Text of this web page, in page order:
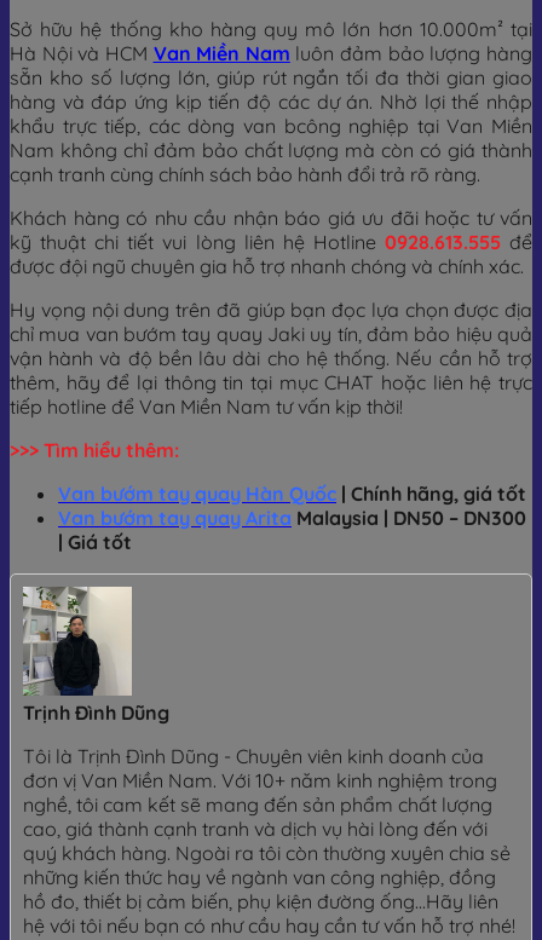
Sở hữu hệ thống kho hàng quy mô lớn hơn 10.000m² tại
Hà Nội và HCM Van Miền Nam luôn đảm bảo lượng hàng
sẵn kho số lượng lớn, giúp rút ngắn tối đa thời gian giao
hàng và đáp ứng kịp tiến độ các dự án. Nhờ lợi thế nhập
khẩu trực tiếp, các dòng van bcông nghiệp tại Van Miền
Nam không chỉ đảm bảo chất lượng mà còn có giá thành
cạnh tranh cùng chính sách bảo hành đổi trả rõ ràng.
Khách hàng có nhu cầu nhận báo giá ưu đãi hoặc tư vấn
kỹ thuật chi tiết vui lòng liên hệ Hotline 0928.613.555 để
được đội ngũ chuyên gia hỗ trợ nhanh chóng và chính xác.
Hy vọng nội dung trên đã giúp bạn đọc lựa chọn được địa
chỉ mua van bướm tay quay Jaki uy tín, đảm bảo hiệu quả
vận hành và độ bền lâu dài cho hệ thống. Nếu cần hỗ trợ
thêm, hãy để lại thông tin tại mục CHAT hoặc liên hệ trực
tiếp hotline để Van Miền Nam tư vấn kịp thời!
>>> Tìm hiểu thêm:
Van bướm tay quay Hàn Quốc | Chính hãng, giá tốt
Van bướm tay quay Arita Malaysia | DN50 – DN300
| Giá tốt
Trịnh Đình Dũng
Tôi là Trịnh Đình Dũng - Chuyên viên kinh doanh của
đơn vị Van Miền Nam. Với 10+ năm kinh nghiệm trong
nghề, tôi cam kết sẽ mang đến sản phẩm chất lượng
cao, giá thành cạnh tranh và dịch vụ hài lòng đến với
quý khách hàng. Ngoài ra tôi còn thường xuyên chia sẻ
những kiến thức hay về ngành van công nghiệp, đồng
hồ đo, thiết bị cảm biến, phụ kiện đường ống...Hãy liên
hệ với tôi nếu bạn có như cầu hay cần tư vấn hỗ trợ nhé!